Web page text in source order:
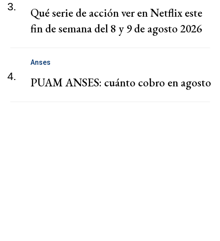
3.
Qué serie de acción ver en Netflix este
fin de semana del 8 y 9 de agosto 2026
4.
Anses
PUAM ANSES: cuánto cobro en agosto